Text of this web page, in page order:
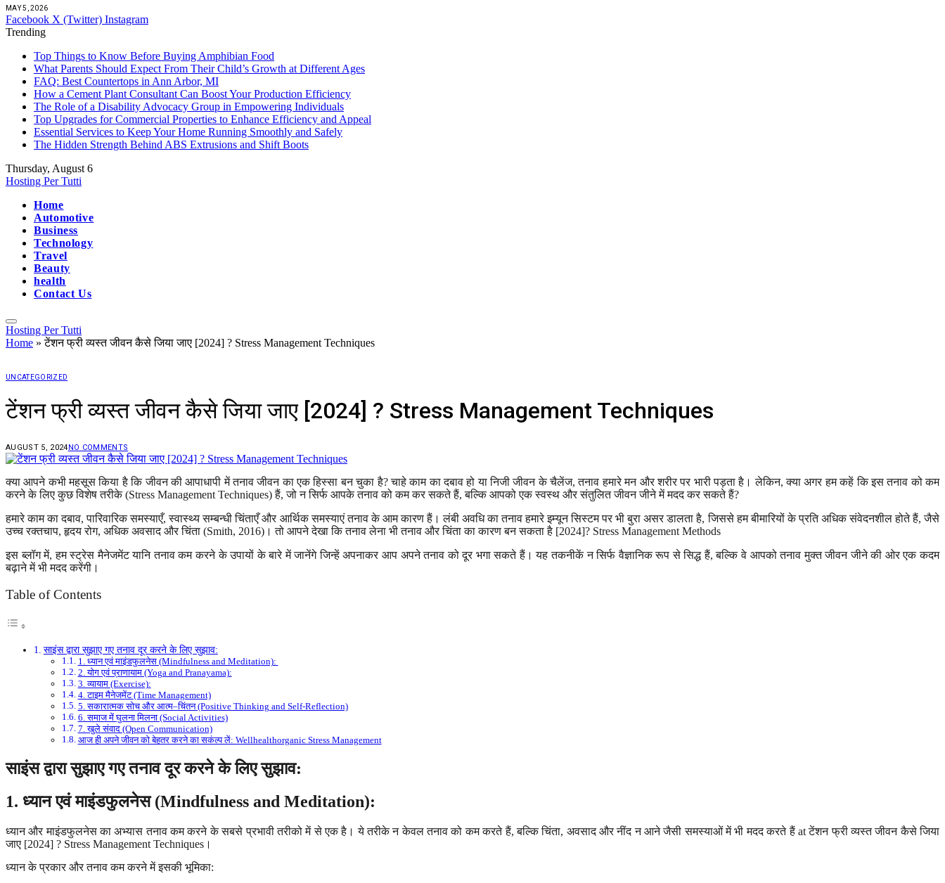
MAY 5, 2026
Facebook X (Twitter) Instagram
Trending
Top Things to Know Before Buying Amphibian Food
What Parents Should Expect From Their Child’s Growth at Different Ages
FAQ: Best Countertops in Ann Arbor, MI
How a Cement Plant Consultant Can Boost Your Production Efficiency
The Role of a Disability Advocacy Group in Empowering Individuals
Top Upgrades for Commercial Properties to Enhance Efficiency and Appeal
Essential Services to Keep Your Home Running Smoothly and Safely
The Hidden Strength Behind ABS Extrusions and Shift Boots
Thursday, August 6
Hosting Per Tutti
Home
Automotive
Business
Technology
Travel
Beauty
health
Contact Us
Hosting Per Tutti
Home »टेंशन फ्री व्यस्त जीवन कैसे जिया जाए [2024] ? Stress Management Techniques
UNCATEGORIZED
टेंशन फ्री व्यस्त जीवन कैसे जिया जाए [2024] ? Stress Management Techniques
AUGUST 5, 2024NO COMMENTS
क्या आपने कभी महसूस किया है कि जीवन की आपाधापी में तनाव जीवन का एक हिस्सा बन चुका है? चाहे काम का दबाव हो या निजी जीवन के चैलेंज, तनाव हमारे मन और शरीर पर भारी पड़ता है। लेकिन, क्या अगर हम कहें कि इस तनाव को कम
करने के लिए कुछ विशेष तरीके (Stress Management Techniques) हैं, जो न सिर्फ आपके तनाव को कम कर सकते हैं, बल्कि आपको एक स्वस्थ और संतुलित जीवन जीने में मदद कर सकते हैं?
हमारे काम का दबाव, पारिवारिक समस्याएँ, स्वास्थ्य सम्बन्धी चिंताएँ और आर्थिक समस्याएं तनाव के आम कारण हैं। लंबी अवधि का तनाव हमारे इम्यून सिस्टम पर भी बुरा असर डालता है, जिससे हम बीमारियों के प्रति अधिक संवेदनशील होते हैं, जैसे
उच्च रक्तचाप, हृदय रोग, अधिक अवसाद और चिंता (Smith, 2016)। तो आपने देखा कि तनाव लेना भी तनाव और चिंता का कारण बन सकता है [2024]? Stress Management Methods
इस ब्लॉग में, हम स्ट्रेस मैनेजमेंट यानि तनाव कम करने के उपायों के बारे में जानेंगे जिन्हें अपनाकर आप अपने तनाव को दूर भगा सकते हैं। यह तकनीकें न सिर्फ वैज्ञानिक रूप से सिद्ध हैं, बल्कि वे आपको तनाव मुक्त जीवन जीने की ओर एक कदम
बढ़ाने में भी मदद करेंगी।
Table of Contents
साइंस द्वारा सुझाए गए तनाव दूर करने के लिए सुझाव:
1. ध्यान एवं माइंडफुलनेस (Mindfulness and Meditation):
2. योग एवं प्राणायाम (Yoga and Pranayama):
3. व्यायाम (Exercise):
4. टाइम मैनेजमेंट (Time Management)
5. सकारात्मक सोच और आत्म–चिंतन (Positive Thinking and Self-Reflection)
6. समाज में घुलना मिलना (Social Activities)
7. खुले संवाद (Open Communication)
आज ही अपने जीवन को बेहतर करने का सकंल्प लें: Wellhealthorganic Stress Management
साइंस द्वारा सुझाए गए तनाव दूर करने के लिए सुझाव:
1. ध्यान एवं माइंडफुलनेस(Mindfulness and Meditation):
ध्यान और माइंडफुलनेस का अभ्यास तनाव कम करने के सबसे प्रभावी तरीको में से एक है। ये तरीके न केवल तनाव को कम करते हैं, बल्कि चिंता, अवसाद और नींद न आने जैसी समस्याओं में भी मदद करते हैं at टेंशन फ्री व्यस्त जीवन कैसे जिया
जाए [2024] ? Stress Management Techniques।
ध्यान के प्रकार और तनाव कम करने में इसकी भूमिका: